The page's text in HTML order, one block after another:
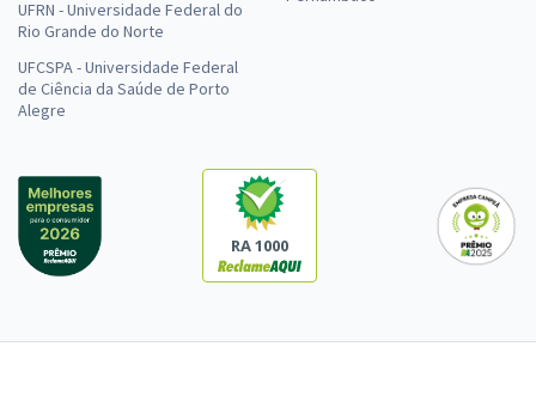
UFRN - Universidade Federal do
Rio Grande do Norte
UFCSPA - Universidade Federal
de Ciência da Saúde de Porto
Alegre
RA 1000